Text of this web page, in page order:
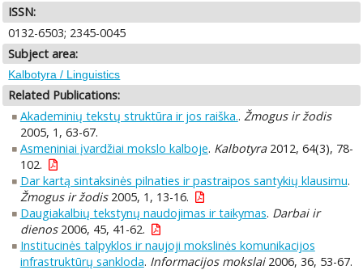
ISSN:
0132-6503; 2345-0045
Subject area:
Kalbotyra / Linguistics
Related Publications:
Akademinių tekstų struktūra ir jos raiška.. Žmogus ir žodis
2005, 1, 63-67.
Asmeniniai įvardžiai mokslo kalboje. Kalbotyra2012, 64(3), 78-
102.
Dar kartą sintaksinės pilnaties ir pastraipos santykių klausimu.
Žmogus ir žodis2005, 1, 13-16.
Daugiakalbių tekstynų naudojimas ir taikymas. Darbai ir
dienos2006, 45, 41-62.
Institucinės talpyklos ir naujoji mokslinės komunikacijos
infrastruktūrų sankloda. Informacijos mokslai2006, 36, 53-67.